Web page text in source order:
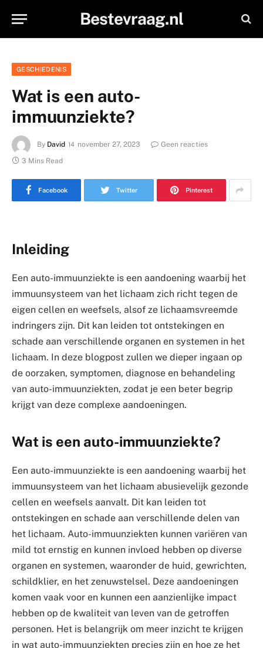
Bestevraag.nl
GESCHIEDENIS
Wat is een auto-
immuunziekte?
By David november 27, 2023
Geen reacties
3 Mins Read
Facebook Twitter Pinterest
Inleiding
Een auto-immuunziekte is een aandoening waarbij het
immuunsysteem van het lichaam zich richt tegen de
eigen cellen en weefsels, alsof ze lichaamsvreemde
indringers zijn. Dit kan leiden tot ontstekingen en
schade aan verschillende organen en systemen in het
lichaam. In deze blogpost zullen we dieper ingaan op
de oorzaken, symptomen, diagnose en behandeling
van auto-immuunziekten, zodat je een beter begrip
krijgt van deze complexe aandoeningen.
Wat is een auto-immuunziekte?
Een auto-immuunziekte is een aandoening waarbij het
immuunsysteem van het lichaam abusievelijk gezonde
cellen en weefsels aanvalt. Dit kan leiden tot
ontstekingen en schade aan verschillende delen van
het lichaam. Auto-immuunziekten kunnen variëren van
mild tot ernstig en kunnen invloed hebben op diverse
organen en systemen, waaronder de huid, gewrichten,
schildklier, en het zenuwstelsel. Deze aandoeningen
komen vaak voor en kunnen een aanzienlijke impact
hebben op de kwaliteit van leven van de getroffen
personen. Het is belangrijk om meer inzicht te krijgen
in wat auto-immuunziekten precies zijn en hoe ze het